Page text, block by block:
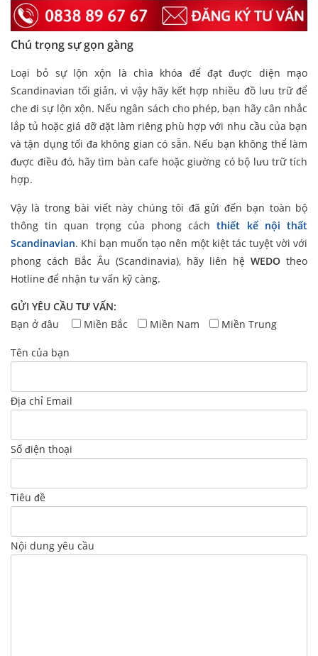
Chú trọng sự gọn gàng
Loại bỏ sự lộn xộn là chìa khóa để đạt được diện mạo
Scandinavian tối giản, vì vậy hãy kết hợp nhiều đồ lưu trữ để
che đi sự lộn xộn. Nếu ngân sách cho phép, bạn hãy cân nhắc
lắp tủ hoặc giá đỡ đặt làm riêng phù hợp với nhu cầu của bạn
và tận dụng tối đa không gian có sẵn. Nếu bạn không thể làm
được điều đó, hãy tìm bàn cafe hoặc giường có bộ lưu trữ tích
hợp.
Vậy là trong bài viết này chúng tôi đã gửi đến bạn toàn bộ
thông tin quan trọng của phong cáchthiết kế nội thất
Scandinavian. Khi bạn muốn tạo nên một kiệt tác tuyệt vời với
phong cách Bắc Âu (Scandinavia), hãy liên hệ WEDO theo
Hotline để nhận tư vấn kỹ càng.
GỬI YÊU CẦU TƯ VẤN:
Bạn ở đâu
Miền Bắc Miền Nam Miền Trung
Tên của bạn
Địa chỉ Email
Số điện thoại
Tiêu đề
Nội dung yêu cầu